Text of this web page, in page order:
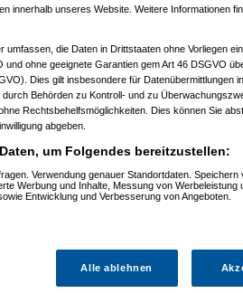
innerhalb unseres Website. Weitere Informationen
umfassen, die Daten in Drittstaaten ohne Vorliegen
ohne geeignete Garantien gem Art 46 DSGVO
Dies gilt insbesondere für Datenübermittlungen
Behörden zu Kontroll- und zu
Rechtsbehelfsmöglichkeiten. Dies können Sie
abgeben.
um Folgendes bereitzustellen:
Verwendung genauer Standortdaten. Speichern
Werbung und Inhalte, Messung von Werbeleistung
Entwicklung und Verbesserung von Angeboten.
Alle ablehnen